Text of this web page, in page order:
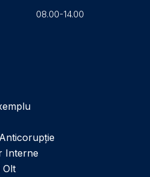
08.00-14.00
Interne
Olt